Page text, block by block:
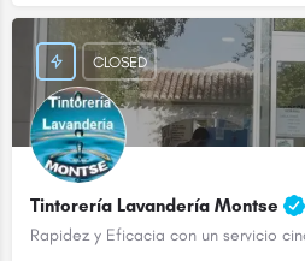
Tintorería Lavandería Montse
Rapidez y Eficacia con un servicio
CLOSED